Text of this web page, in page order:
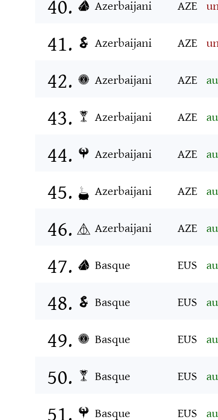
Azerbaijani AZE
Azerbaijani
AZE
Azerbaijani
AZE
Azerbaijani
AZE
Azerbaijani
AZE
Azerbaijani
AZE
Azerbaijani
AZE
Basque
EUS
Basque
EUS
Basque
EUS
Basque
EUS
Basque
EUS